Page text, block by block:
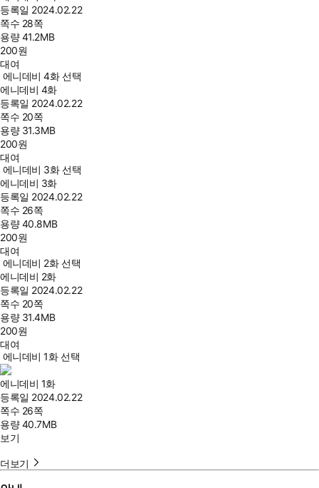
등록일 2024.02.22
쪽수 28쪽
용량41.2MB
200원
대여
에니데비 4화 선택
에니데비 4화
등록일 2024.02.22
쪽수 20쪽
용량 31.3MB
200원
대여
에니데비 3화 선택
에니데비 3화
등록일 2024.02.22
쪽수 26쪽
용량40.8MB
200원
대여
에니데비 2화 선택
에니데비 2화
등록일 2024.02.22
쪽수 20쪽
용량 31.4MB
200원
대여
에니데비 1화 선택
에니데비 1화
등록일 2024.02.22
쪽수 26쪽
용량40.7MB
보기
더보기